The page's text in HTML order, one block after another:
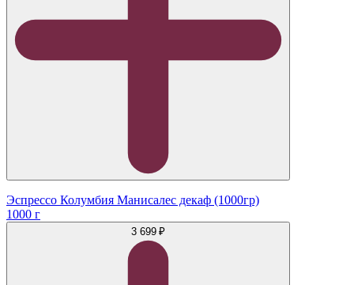
Эспрессо Колумбия Манисалес декаф (1000гр)
1000 г
3 699 ₽